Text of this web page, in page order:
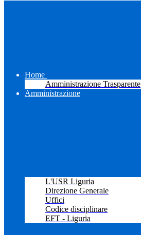
Home
Amministrazione Trasparente
Amministrazione
L'USR Liguria
Direzione Generale
Uffici
Codice disciplinare
EFT - Liguria